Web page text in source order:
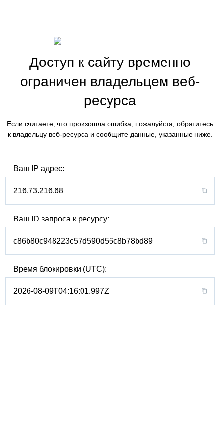
Доступ к сайту временно
ограничен владельцем веб-
ресурса
Если считаете, что произошла ошибка, пожалуйста, обратитесь
к владельцу веб-ресурса и сообщите данные, указанные ниже.
Ваш IP адрес:
216.73.216.68
Ваш ID запроса к ресурсу:
c86b80c948223c57d590d56c8b78bd89
Время блокировки (UTC):
2026-08-09T04:16:01.997Z